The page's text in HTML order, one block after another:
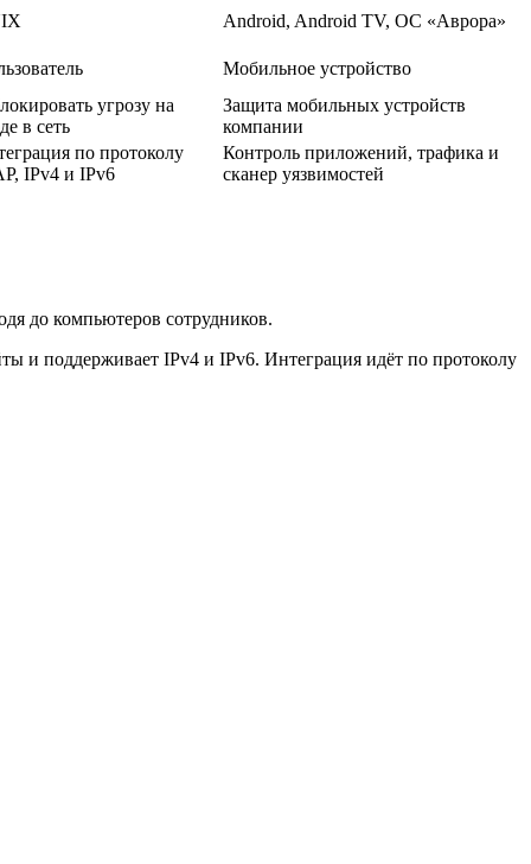
Android, Android TV, ОС «Аврора»
Мобильное устройство
угрозу на
в сеть
Защита мобильных устройств
компании
по протоколу
IPv4 и IPv6
Контроль приложений, трафика и
сканер уязвимостей
до компьютеров сотрудников.
и поддерживает IPv4 и IPv6. Интеграция идёт по протоколу